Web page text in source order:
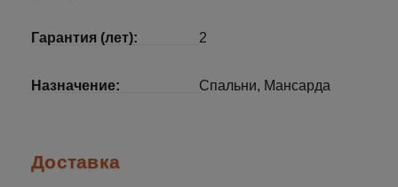
Гарантия (лет): 2
Назначение: Спальни, Мансарда
Доставка